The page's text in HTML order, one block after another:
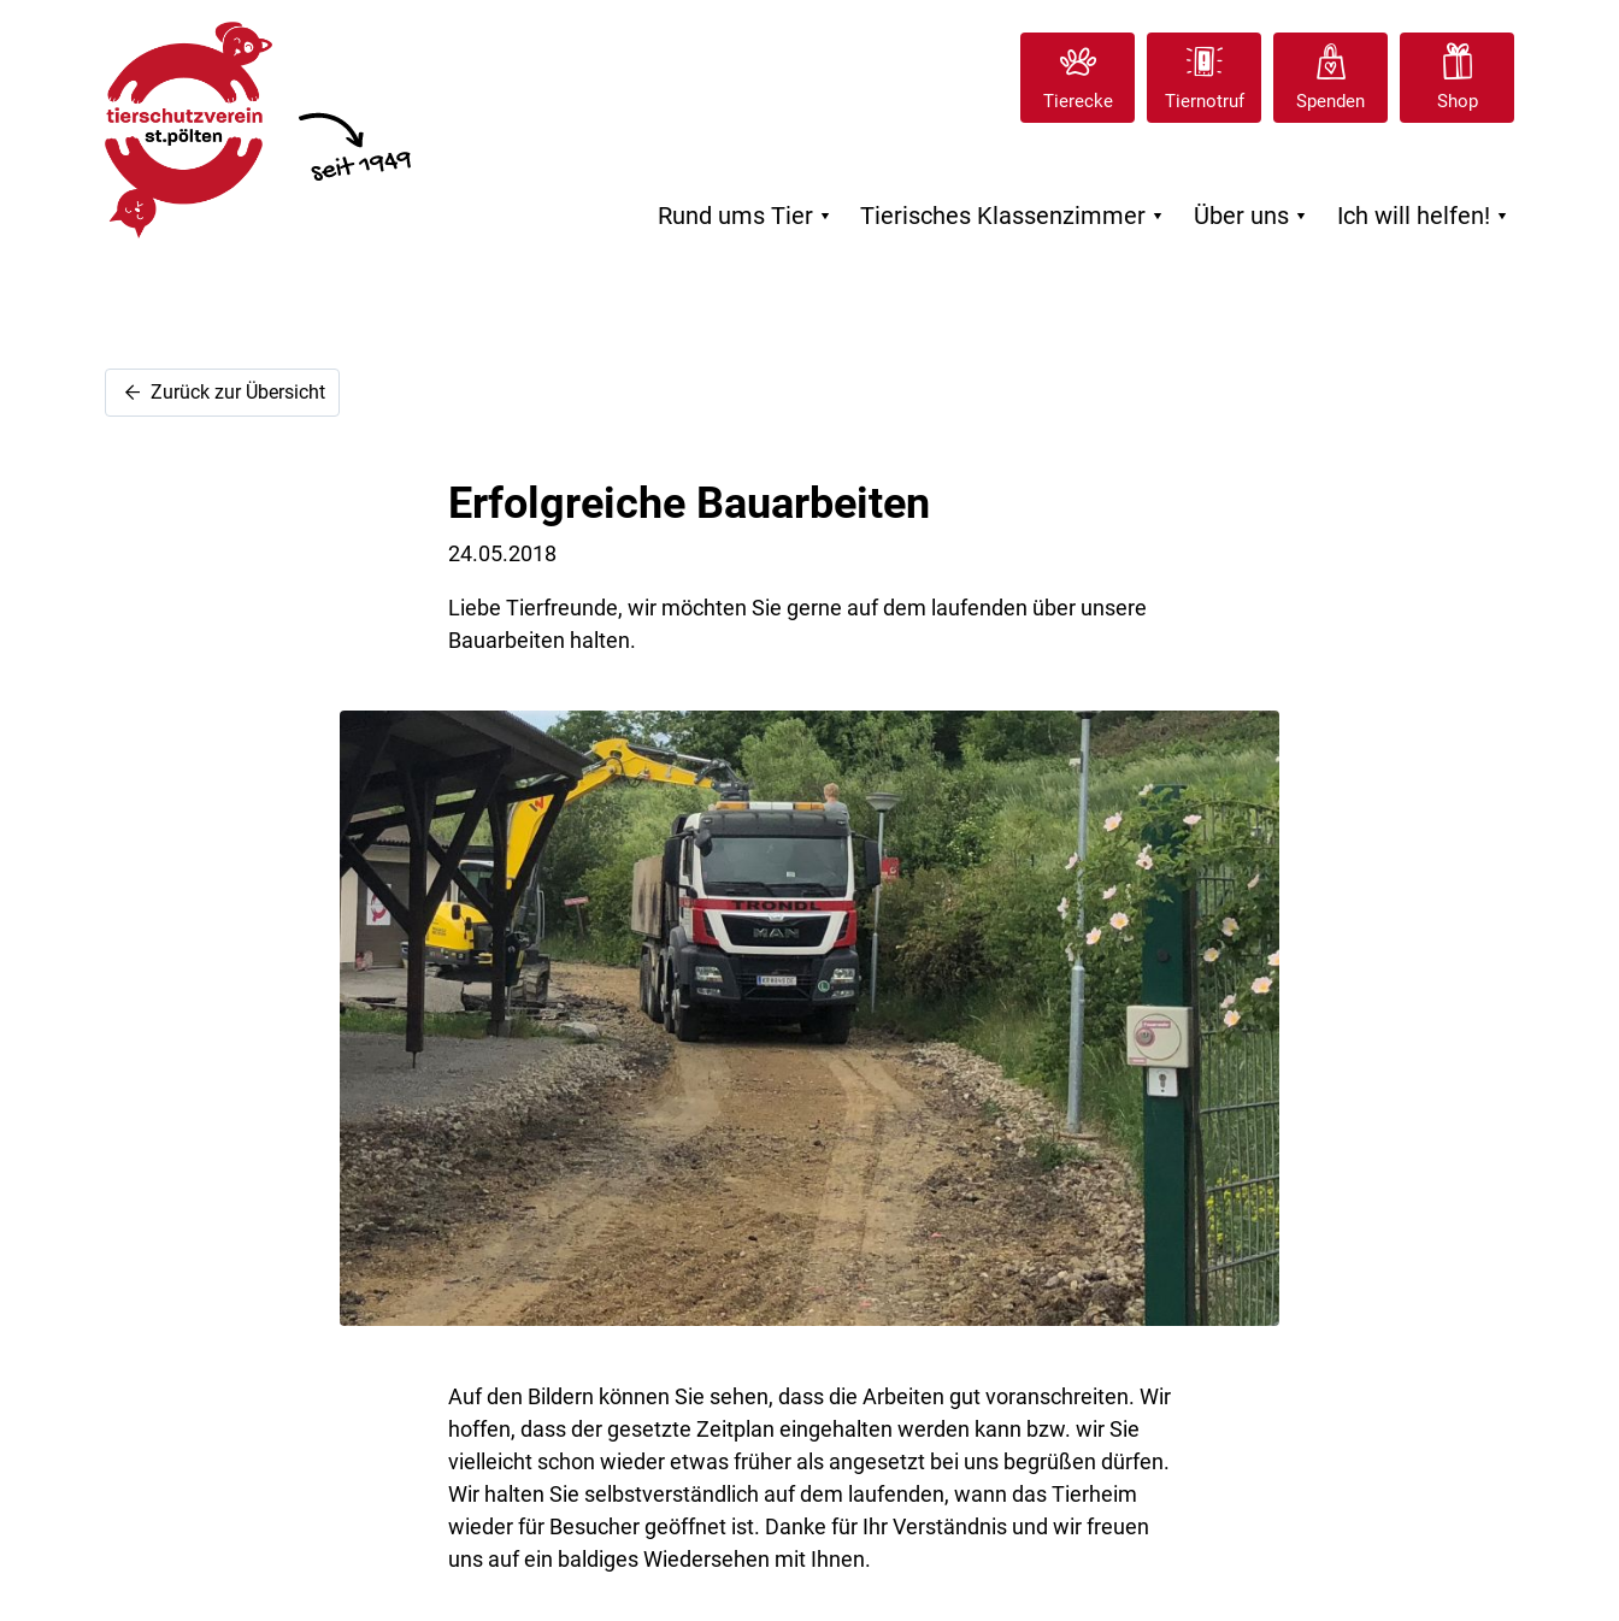
Tierecke Tiernotruf Spenden Shop
Rund ums Tier Tierisches Klassenzimmer  Über uns  Ich will helfen! 
Zurück zur Übersicht
Erfolgreiche Bauarbeiten
24.05.2018
Liebe Tierfreunde, wir möchten Sie gerne auf dem laufenden über unsere
Bauarbeiten halten.
Auf den Bildern können Sie sehen, dass die Arbeiten gut voranschreiten. Wir
hoffen, dass der gesetzte Zeitplan eingehalten werden kann bzw. wir Sie
vielleicht schon wieder etwas früher als angesetzt bei uns begrüßen dürfen.
Wir halten Sie selbstverständlich auf dem laufenden, wann das Tierheim
wieder für Besucher geöffnet ist. Danke für Ihr Verständnis und wir freuen
uns auf ein baldiges Wiedersehen mit Ihnen.